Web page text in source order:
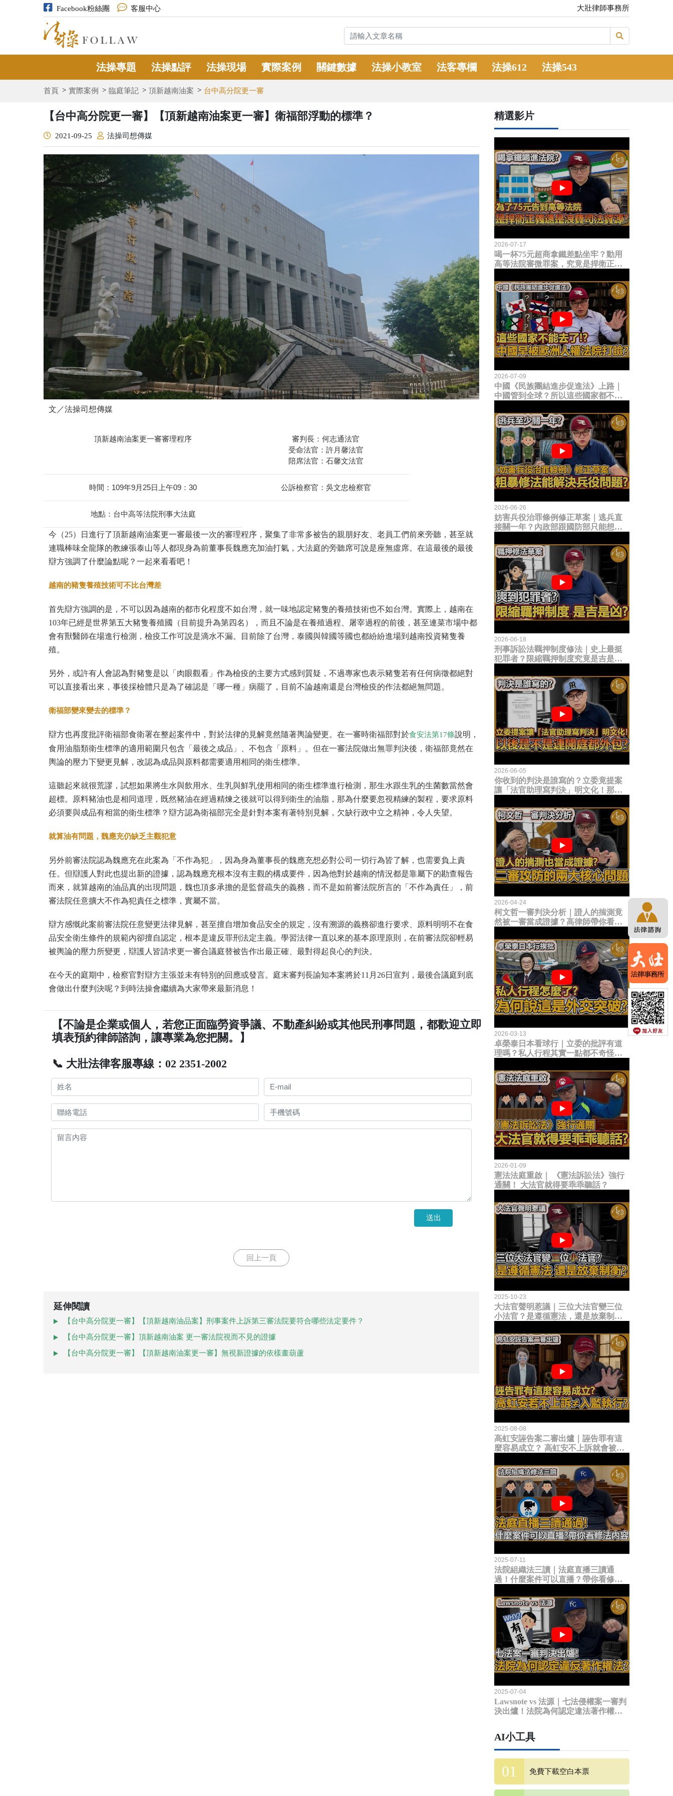
Facebook粉絲團 客服中心 大壯律師事務所
法操專題 法操點評 法操現場 實際案例 關鍵數據 法操小教室 法客專欄 法操612 法操543
首頁 實際案例 臨庭筆記 頂新越南油案 台中高分院更一審
【台中高分院更一審】【頂新越南油案更一審】衛福部浮動的標準？
2021-09-25 法操司想傳媒
文／法操司想傳媒
頂新越南油案更一審審理程序
審判長：何志通法官
受命法官：許月馨法官
陪席法官：石馨文法官
時間：109年9月25日上午09：30 公訴檢察官：吳文忠檢察官
地點：台中高等法院刑事大法庭
今（25）日進行了頂新越南油案更一審最後一次的審理程序，聚集了非常多被告的親朋好友、老員工們前來旁聽，甚至就
連職棒味全龍隊的教練張泰山等人都現身為前董事長魏應充加油打氣，大法庭的旁聽席可說是座無虛席。在這最後的最後
辯方強調了什麼論點呢？一起來看看吧！
越南的豬隻養殖技術可不比台灣差
首先辯方強調的是，不可以因為越南的都市化程度不如台灣，就一味地認定豬隻的養殖技術也不如台灣。實際上，越南在
103年已經是世界第五大豬隻養殖國（目前提升為第四名），而且不論是在養殖過程、屠宰過程的前後，甚至連菜市場中都
會有獸醫師在場進行檢測，檢疫工作可說是滴水不漏。目前除了台灣，泰國與韓國等國也都紛紛進場到越南投資豬隻養
殖。
另外，或許有人會認為對豬隻是以「肉眼觀看」作為檢疫的主要方式感到質疑，不過專家也表示豬隻若有任何病徵都絕對
可以直接看出來，事後採檢體只是為了確認是「哪一種」病罷了，目前不論越南還是台灣檢疫的作法都絕無問題。
衛福部變來變去的標準？
辯方也再度批評衛福部食衛署在整起案件中，對於法律的見解竟然隨著輿論變更。在一審時衛福部對於食安法第17條說明，
食用油脂類衛生標準的適用範圍只包含「最後之成品」、不包含「原料」。但在一審法院做出無罪判決後，衛福部竟然在
輿論的壓力下變更見解，改認為成品與原料都需要適用相同的衛生標準。
這聽起來就很荒謬，試想如果將生水與飲用水、生乳與鮮乳使用相同的衛生標準進行檢測，那生水跟生乳的生菌數當然會
超標。原料豬油也是相同道理，既然豬油在經過精煉之後就可以得到衛生的油脂，那為什麼要忽視精練的製程，要求原料
必須要與成品有相當的衛生標準？辯方認為衛福部完全是針對本案有著特別見解，欠缺行政中立之精神，令人失望。
就算油有問題，魏應充仍缺乏主觀犯意
另外前審法院認為魏應充在此案為「不作為犯」，因為身為董事長的魏應充想必對公司一切行為皆了解，也需要負上責
任。但辯護人對此也提出新的證據，認為魏應充根本沒有主觀的構成要件，因為他對於越南的情況都是靠屬下的勘查報告
而來，就算越南的油品真的出現問題，魏也頂多承擔的是監督疏失的義務，而不是如前審法院所言的「不作為責任」，前
審法院任意擴大不作為犯責任之標準，實屬不當。
辯方感慨此案前審法院任意變更法律見解，甚至擅自增加食品安全的規定，沒有溯源的義務卻進行要求、原料明明不在食
品安全衛生條件的規範內卻擅自認定，根本是違反罪刑法定主義。學習法律一直以來的基本原理原則，在前審法院卻輕易
被輿論的壓力所變更，辯護人皆請求更一審合議庭替被告作出最正確、最對得起良心的判決。
在今天的庭期中，檢察官對辯方主張並未有特別的回應或發言。庭末審判長諭知本案將於11月26日宣判，最後合議庭到底
會做出什麼判決呢？到時法操會繼續為大家帶來最新消息！
【不論是企業或個人，若您正面臨勞資爭議、不動產糾紛或其他民刑事問題，都歡迎立即
填表預約律師諮詢，讓專業為您把關。】
📞 大壯法律客服專線：02 2351-2002
送出
回上一頁
延伸閱讀
【台中高分院更一審】【頂新越南油品案】刑事案件上訴第三審法院要符合哪些法定要件？
【台中高分院更一審】頂新越南油案 更一審法院視而不見的證據
【台中高分院更一審】【頂新越南油案更一審】無視新證據的依樣畫葫蘆
精選影片
2026-07-17
喝一杯75元超商拿鐵差點坐牢？動用
高等法院審微罪案，究竟是捍衛正義
2026-07-09
中國《民族團結進步促進法》上路｜
中國管到全球？所以這些國家都不能
臉？
2026-06-26
妨害兵役治罪條例修正草案｜逃兵直
接關一年？內政部跟國防部只能想到
題？
2026-06-18
刑事訴訟法羈押制度修法｜史上最挺
犯罪者？限縮羈押制度究竟是吉是
2026-06-05
你收到的判決是誰寫的？立委竟提案
讓「法官助理寫判決」明文化！那以
2026-04-24
柯文哲一審判決分析｜證人的揣測竟
然被一審當成證據？高律師帶你看未
2026-03-13
卓榮泰日本看球行｜立委的批評有道
理嗎？私人行程其實一點都不奇怪？
2026-01-09
憲法法庭重啟｜ 《憲法訴訟法》強行
通關！ 大法官就得要乖乖聽話？
2025-10-23
大法官聲明惹議｜三位大法官變三位
小法官？是遵循憲法，還是放棄制衡
2025-08-08
高虹安誣告案二審出爐｜誣告罪有這
麼容易成立？ 高虹安不上訴就會被
2025-07-11
法院組織法三讀｜法庭直播三讀通
過！什麼案件可以直播？帶你看修法
2025-07-04
Lawsnote vs 法源｜七法侵權案一審判
決出爐！法院為何認定違法著作權
AI小工具
免費下載空白本票